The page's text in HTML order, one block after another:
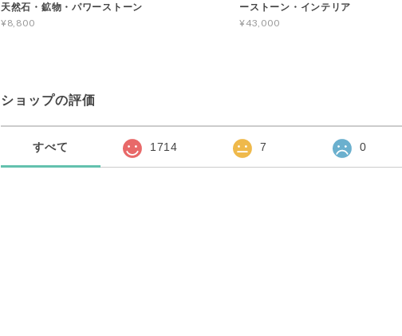
天然石・鉱物・パワーストーン
¥8,800
ーストーン・インテリア
¥43,000
ショップの評価
すべて 1714 7 0